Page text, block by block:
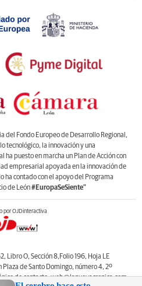
del Fondo Europeo de Desarrollo Regional,
tecnológico, la innovación y una
ha puesto en marcha un Plan de Acción con
empresarial apoyada en la innovación de
ha contado con el apoyo del Programa
de León#EuropaSeSiente”
por OJDinteractiva
Libro O, Sección 8,Folio 196, Hoja LE
de Santo Domingo, número 4, 2º
de contacto: web@lanuevacronica.com.